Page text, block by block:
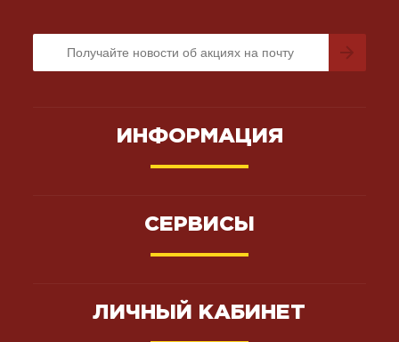
ИНФОРМАЦИЯ
СЕРВИСЫ
ЛИЧНЫЙ КАБИНЕТ